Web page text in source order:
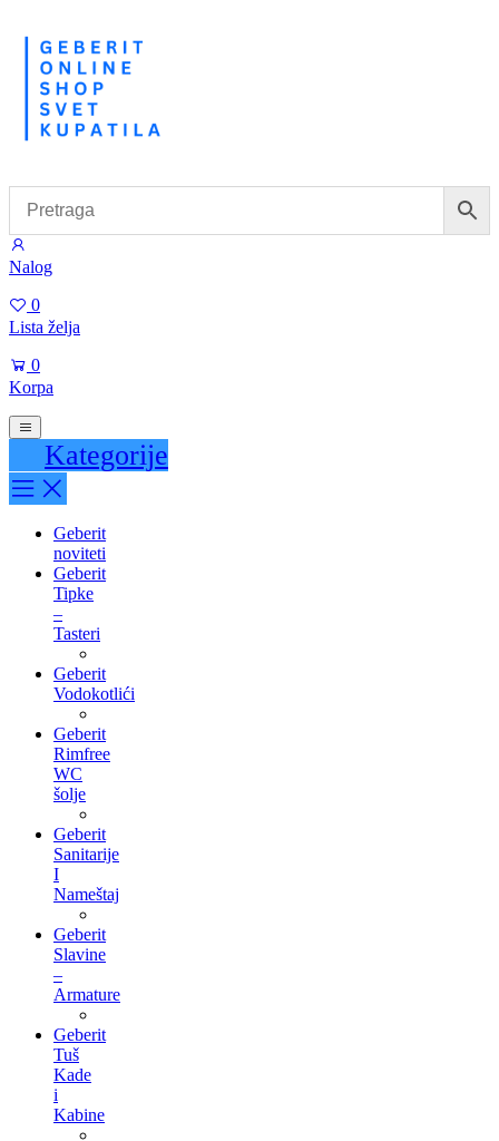
Nalog
0
Lista želja
0
Korpa
Kategorije
Geberit
noviteti
Geberit
Tipke
–
Tasteri
Geberit
Vodokotlići
Geberit
Rimfree
WC
šolje
Geberit
Sanitarije
I
Nameštaj
Geberit
Slavine
–
Armature
Geberit
Tuš
Kade
i
Kabine